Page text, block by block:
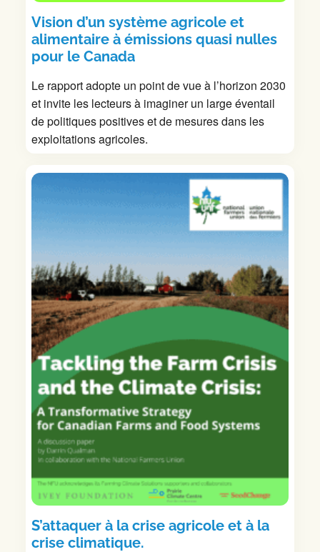
Vision d’un système agricole et
alimentaire à émissions quasi nulles
pour le Canada
Le rapport adopte un point de vue à l’horizon 2030
et invite les lecteurs à imaginer un large éventail
de politiques positives et de mesures dans les
exploitations agricoles.
S’attaquer à la crise agricole et à la
crise climatique.